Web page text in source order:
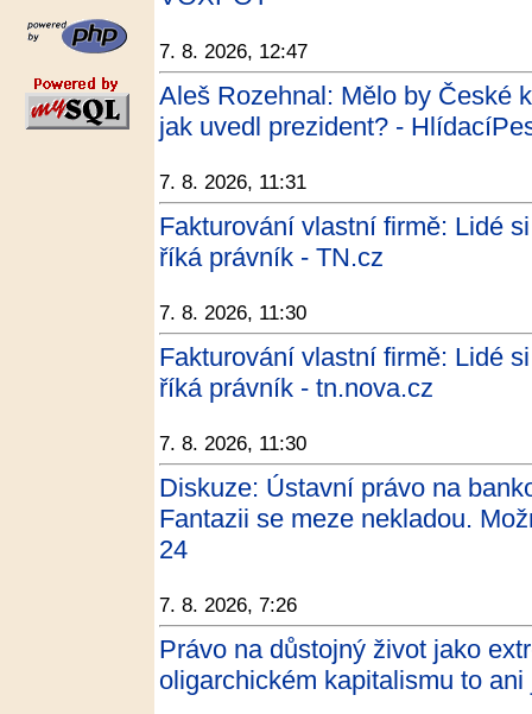
7. 8. 2026, 12:47
Aleš Rozehnal: Mělo by České
jak uvedl prezident? -
7. 8. 2026, 11:31
Fakturování vlastní firmě: Lidé
říká právník - TN.cz
7. 8. 2026, 11:30
Fakturování vlastní firmě: Lidé
říká právník - tn.nova.cz
7. 8. 2026, 11:30
Diskuze: Ústavní právo na
Fantazii se meze nekladou.
24
7. 8. 2026, 7:26
Právo na důstojný život jako
oligarchickém kapitalismu to